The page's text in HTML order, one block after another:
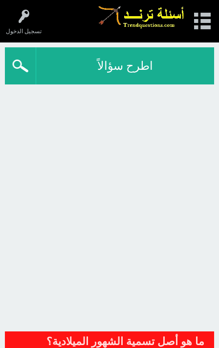
تسجيل الدخول
اطرح سؤالاً
ما هو أصل تسمية الشهور الميلادية؟